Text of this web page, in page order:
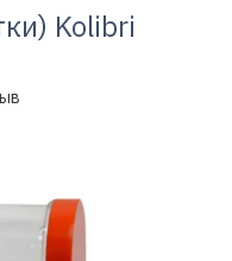
Kolibri